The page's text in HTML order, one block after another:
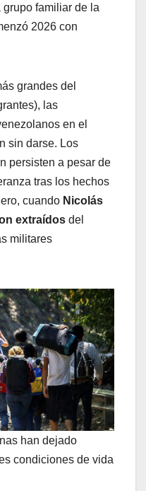
familiar de la
2026 con
grandes del
las
en el
sin darse. Los
persisten a pesar de
tras los hechos
cuando Nicolás
extraídos del
militares
han dejado
condiciones de vida